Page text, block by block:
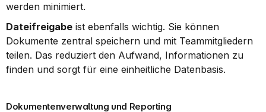
werden minimiert.
Dateifreigabe ist ebenfalls wichtig. Sie können
Dokumente zentral speichern und mit Teammitgliedern
teilen. Das reduziert den Aufwand, Informationen zu
finden und sorgt für eine einheitliche Datenbasis.
Dokumentenverwaltung und Reporting